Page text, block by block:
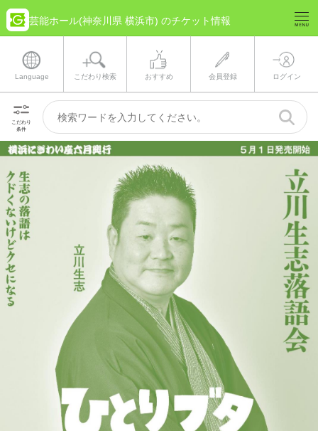
芸能ホール(神奈川県 横浜市) のチケット情報
Language こだわり検索 おすすめ 会員登録 ログイン
こだわり
条件